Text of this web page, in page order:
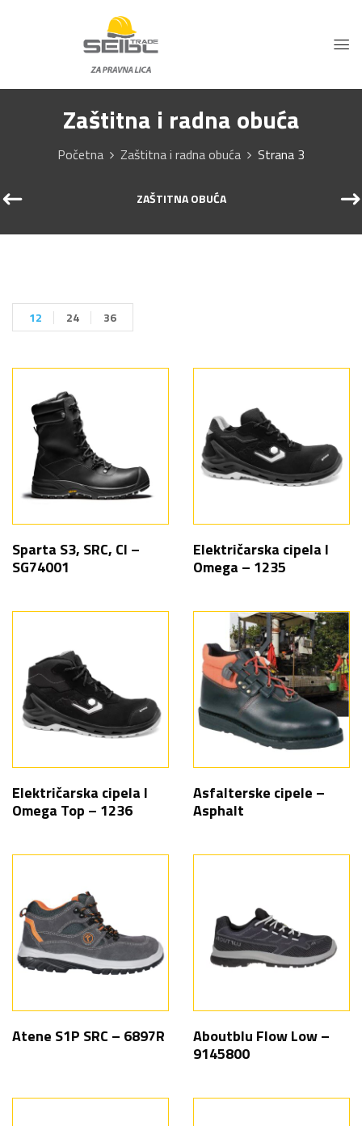
Zaštitna i radna obuća
Početna Zaštitna i radna obuća Strana 3
ZAŠTITNA OBUĆA
12 24 36
Sparta S3, SRC, CI –
SG74001
Električarska cipela I
Omega – 1235
Električarska cipela I
Omega Top – 1236
Asfalterske cipele –
Asphalt
Atene S1P SRC – 6897R
Aboutblu Flow Low –
9145800